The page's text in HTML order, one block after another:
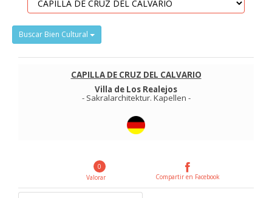
Buscar Bien Cultural
CAPILLA DE CRUZ DEL CALVARIO
Villa de Los Realejos
- Sakralarchitektur. Kapellen -
0
Valorar
Compartir en Facebook